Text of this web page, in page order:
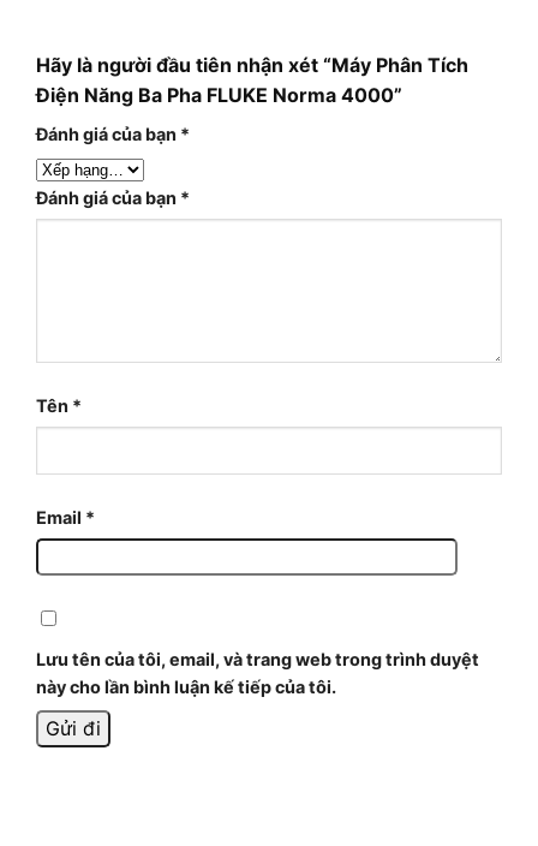
Hãy là người đầu tiên nhận xét “Máy Phân Tích
Điện Năng Ba Pha FLUKE Norma 4000”
Đánh giá của bạn *
Đánh giá của bạn *
Tên *
Email *
Lưu tên của tôi, email, và trang web trong trình duyệt
này cho lần bình luận kế tiếp của tôi.